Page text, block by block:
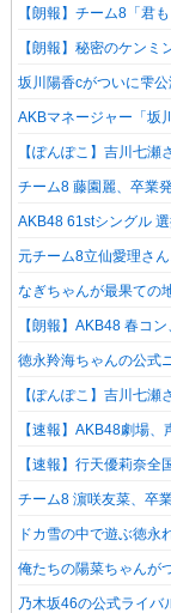
【朗報】チーム8「君
【朗報】秘密のケン
坂川陽香cがついに雫
AKBマネージャー「坂
【ぽんぽこ】吉川七瀬
チーム8 藤園麗、卒業
AKB48 61stシングル
元チーム8立仙愛理さ
なぎちゃんが最果ての
【朗報】AKB48 春コ
徳永羚海ちゃんの公式
【ぽんぽこ】吉川七瀬
【速報】AKB48劇場、
【速報】行天優莉奈全
チーム8 濵咲友菜、卒
ドカ雪の中で遊ぶ徳永
俺たちの陽菜ちゃんが
乃木坂46の公式ライバ